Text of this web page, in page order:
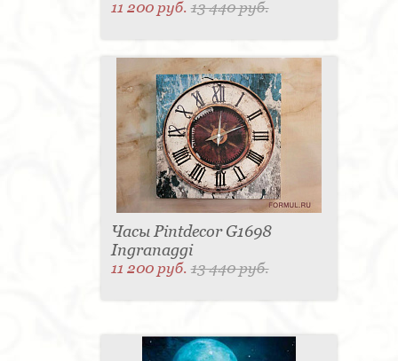
11 200 руб.13 440 руб.
Часы Pintdecor G1698
Ingranaggi
11 200 руб.13 440 руб.